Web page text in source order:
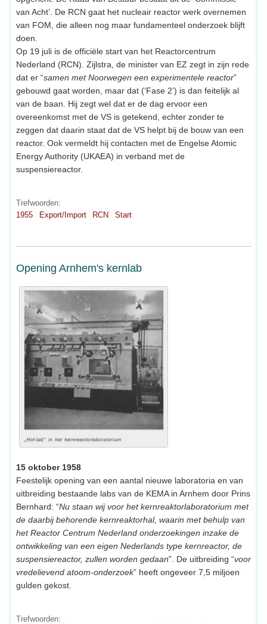
van Acht’. De RCN gaat het nucleair reactor werk overnemen
van FOM, die alleen nog maar fundamenteel onderzoek blijft
doen.
Op 19 juli is de officiële start van het Reactorcentrum
Nederland (RCN). Zijlstra, de minister van EZ zegt in zijn rede
dat er “samen met Noorwegen een experimentele reactor”
gebouwd gaat worden, maar dat (‘Fase 2’) is dan feitelijk al
van de baan. Hij zegt wel dat er de dag ervoor een
overeenkomst met de VS is getekend, echter zonder te
zeggen dat daarin staat dat de VS helpt bij de bouw van een
reactor. Ook vermeldt hij contacten met de Engelse Atomic
Energy Authority (UKAEA) in verband met de
suspensiereactor.
Trefwoorden:
1955
Export/Import RCN Start
Opening Arnhem's kernlab
15 oktober 1958
Feestelijk opening van een aantal nieuwe laboratoria en van
uitbreiding bestaande labs van de KEMA in Arnhem door Prins
Bernhard: “Nu staan wij voor het kernreaktorlaboratorium met
de daarbij behorende kernreaktorhal, waarin met behulp van
het Reactor Centrum Nederland onderzoekingen inzake de
ontwikkeling van een eigen Nederlands type kernreactor, de
suspensiereactor, zullen worden gedaan”. De uitbreiding “voor
vredelievend atoom-onderzoek” heeft ongeveer 7,5 miljoen
gulden gekost.
Trefwoorden: